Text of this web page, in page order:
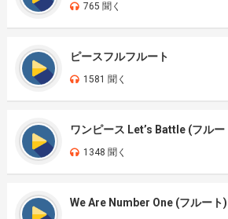
765 聞く
ピースフルフルート
1581 聞く
ワンピース Let’s Battle (フルー
1348 聞く
We Are Number One (フルート)